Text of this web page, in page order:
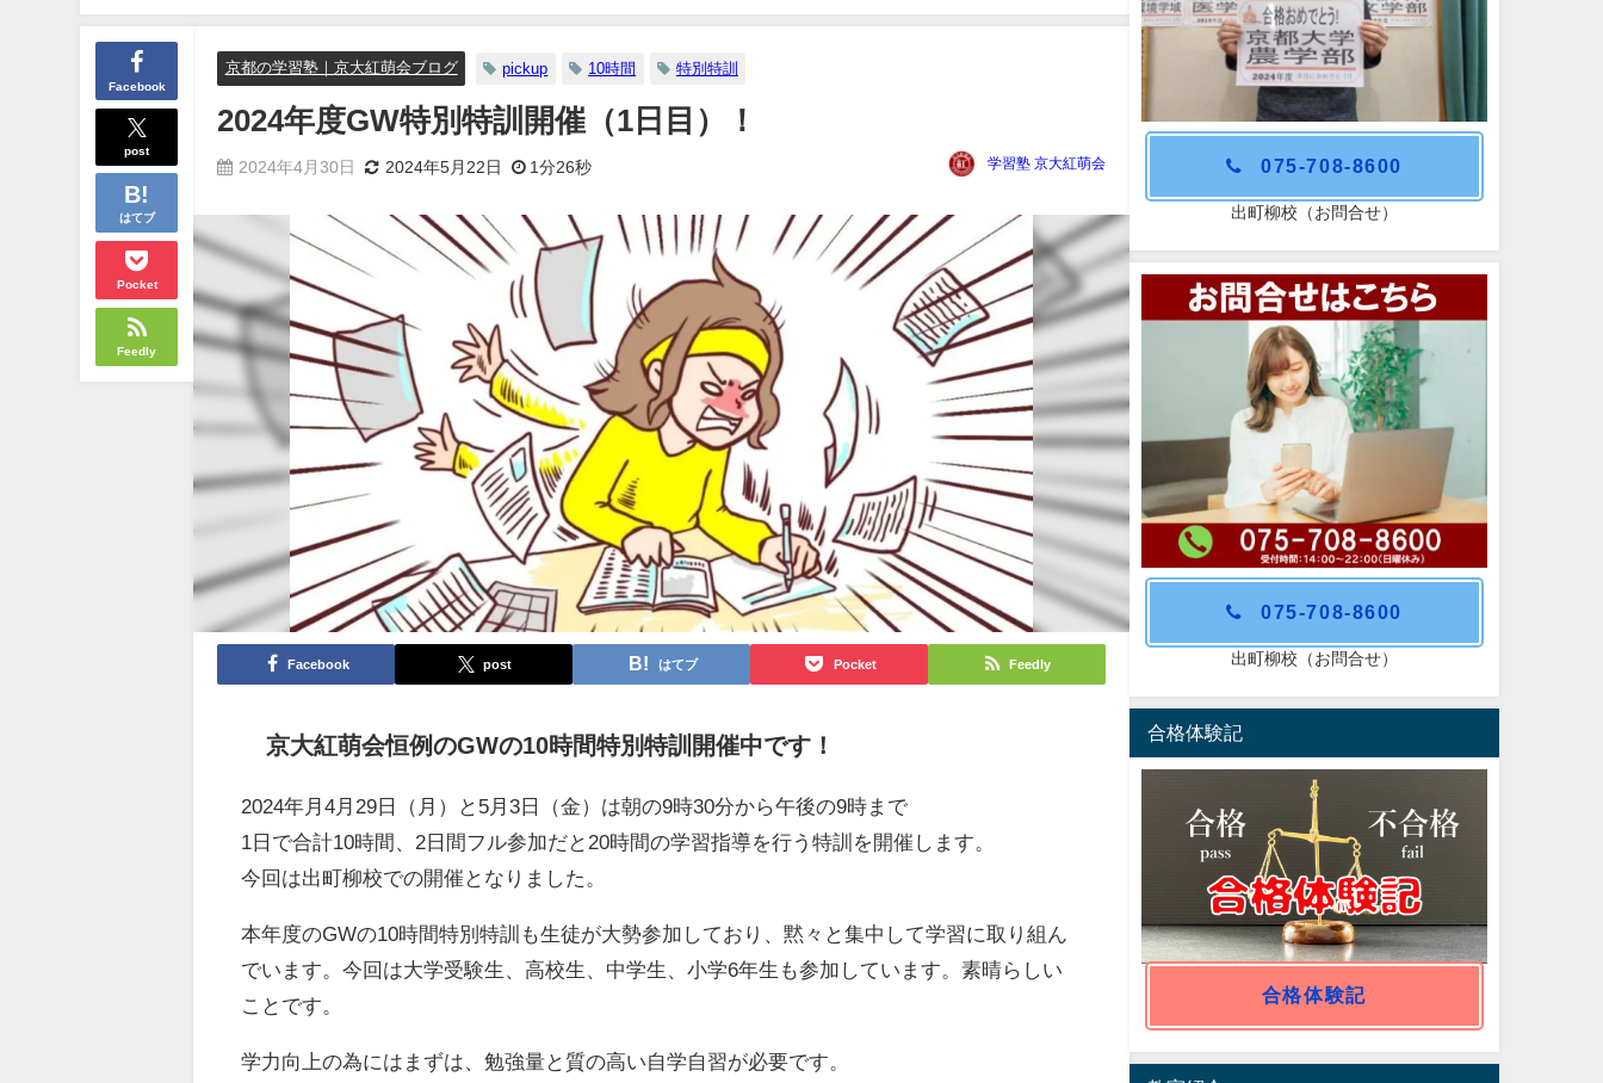
Facebook
post
はてブ
Pocket
Feedly
京都の学習塾｜京大紅萌会ブログ pickup 10時間 特別特訓
2024年度GW特別特訓開催（1日目）！
2024年4月30日 2024年5月22日 1分26秒 学習塾 京大紅萌会
Facebook post はてブ Pocket Feedly
京大紅萌会恒例のGWの10時間特別特訓開催中です！
2024年月4月29日（月）と5月3日（金）は朝の9時30分から午後の9時まで
1日で合計10時間、2日間フル参加だと20時間の学習指導を行う特訓を開催します。
今回は出町柳校での開催となりました。
本年度のGWの10時間特別特訓も生徒が大勢参加しており、黙々と集中して学習に取り組ん
でいます。今回は大学受験生、高校生、中学生、小学6年生も参加しています。素晴らしい
ことです。
学力向上の為にはまずは、勉強量と質の高い自学自習が必要です。
075-708-8600
出町柳校（お問合せ）
075-708-8600
出町柳校（お問合せ）
合格体験記
合格体験記